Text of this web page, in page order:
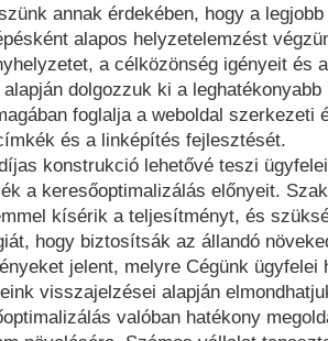
annak érdekében, hogy a
alapos helyzetelemzést
a célközönség igényeit és
alapján dolgozzuk ki a
foglalja a weboldal szerkezeti
és a linképítés fejlesztését.
konstrukció lehetővé teszi
a keresőoptimalizálás előnyeit.
kísérik a teljesítményt, és
hogy biztosítsák az állandó
jelent, melyre Cégünk ügyfelei
visszajelzései alapján
valóban hatékony